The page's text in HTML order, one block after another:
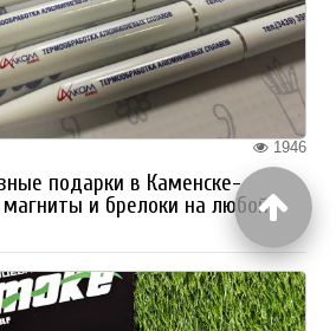
1946
подарки в Каменске-
магниты и брелоки на любой